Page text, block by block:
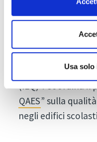
Usa solo
IDM Südtirol-Alto
nel periodo 2013-
sulla "Qualità
(IEQ)". Coordina il
QAES” sulla
negli edifici